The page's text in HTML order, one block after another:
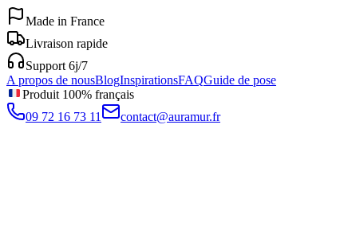
Made in France
Livraison rapide
Support 6j/7
A propos de nousBlogInspirationsFAQGuide de pose
Produit 100% français
09 72 16 73 11
contact@auramur.fr